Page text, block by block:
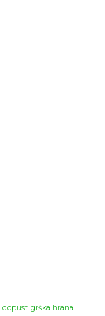
dopust grška hrana